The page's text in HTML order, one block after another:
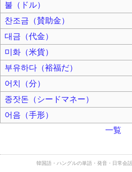
불（ドル）
찬조금（賛助金）
대금（代金）
미화（米貨）
부유하다（裕福だ）
어치（分）
종잣돈（シードマネー）
어음（手形）
一覧
韓国語・ハングルの単語・発音・日常会